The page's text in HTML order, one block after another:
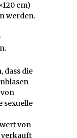
cm)
werden.
dass die
sexuelle
von
verkauft